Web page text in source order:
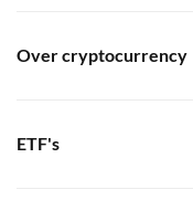
Over cryptocurrency
ETF's